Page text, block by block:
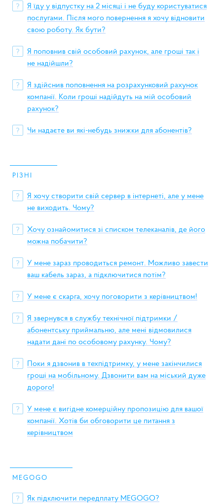
?
Я їду у відпустку на 2 місяці і не буду користуватися
послугами. Після мого повернення я хочу відновити
свою роботу. Як бути?
?
Я поповнив свій особовий рахунок, але гроші так і
не надійшли?
?
Я здійснив поповнення на розрахунковий рахунок
компанії. Коли гроші надійдуть на мій особовий
рахунок?
? Чи надаєте ви які-небудь знижки для абонентів?
РІЗНІ
?
Я хочу створити свій сервер в інтернеті, але у мене
не виходить. Чому?
?
Хочу ознайомитися зі списком телеканалів, де його
можна побачити?
?
У мене зараз проводиться ремонт. Можливо завести
ваш кабель зараз, а підключитися потім?
? У мене є скарга, хочу поговорити з керівництвом!
?
Я звернувся в службу технічної підтримки /
абонентську приймальню, але мені відмовилися
надати дані по особовому рахунку. Чому?
?
Поки я дзвонив в техпідтримку, у мене закінчилися
гроші на мобільному. Дзвонити вам на міський дуже
дорого!
?
У мене є вигідне комерційну пропозицію для вашої
компанії. Хотів би обговорити це питання з
керівництвом
MEGOGO
? Як підключити передплату MEGOGO?